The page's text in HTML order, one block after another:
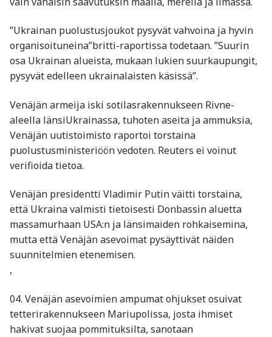
”Ukrainan puolustusjoukot pysyvät vahvoina ja hyvin
organisoituneina”britti-raportissa todetaan. ”Suurin
osa Ukrainan alueista, mukaan lukien suurkaupungit,
pysyvät edelleen ukrainalaisten käsissä”.
Venäjän armeija iski sotilasrakennukseen Rivne-
aleella länsiUkrainassa, tuhoten aseita ja ammuksia,
Venäjän uutistoimisto raportoi torstaina
puolustusministeriöön vedoten. Reuters ei voinut
verifioida tietoa.
Venäjän presidentti Vladimir Putin väitti torstaina,
että Ukraina valmisti tietoisesti Donbassin aluetta
massamurhaan USA:n ja länsimaiden rohkaisemina,
mutta että Venäjän asevoimat pysäyttivät näiden
suunnitelmien etenemisen.
,
04. Venäjän asevoimien ampumat ohjukset osuivat
tetterirakennukseen Mariupolissa, josta ihmiset
hakivat suojaa pommituksilta, sanotaan